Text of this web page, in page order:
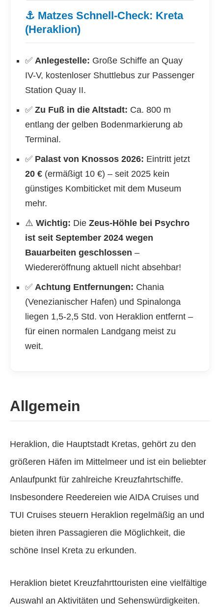
⚓ Matzes Schnell-Check: Kreta
(Heraklion)
✅ Anlegestelle: Große Schiffe an Quay
IV-V, kostenloser Shuttlebus zur Passenger
Station Quay II.
✅ Zu Fuß in die Altstadt: Ca. 800 m
entlang der gelben Bodenmarkierung ab
Terminal.
✅ Palast von Knossos 2026: Eintritt jetzt
20 € (ermäßigt 10 €) – seit 2025 kein
günstiges Kombiticket mit dem Museum
mehr.
⚠️ Wichtig: Die Zeus-Höhle bei Psychro
ist seit September 2024 wegen
Bauarbeiten geschlossen –
Wiedereröffnung aktuell nicht absehbar!
✅ Achtung Entfernungen: Chania
(Venezianischer Hafen) und Spinalonga
liegen 1,5-2,5 Std. von Heraklion entfernt –
für einen normalen Landgang meist zu
weit.
Allgemein
Heraklion, die Hauptstadt Kretas, gehört zu den
größeren Häfen im Mittelmeer und ist ein beliebter
Anlaufpunkt für zahlreiche Kreuzfahrtschiffe.
Insbesondere Reedereien wie AIDA Cruises und
TUI Cruises steuern Heraklion regelmäßig an und
bieten ihren Passagieren die Möglichkeit, die
schöne Insel Kreta zu erkunden.
Heraklion bietet Kreuzfahrttouristen eine vielfältige
Auswahl an Aktivitäten und Sehenswürdigkeiten.